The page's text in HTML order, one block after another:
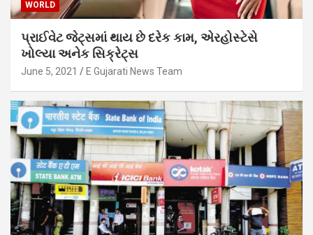
WORLD
પ્રાઈવેટ જેટ્સમાં થાય છે દરેક કામ, એરહોસ્ટેસે
ખોલ્યા અનેક સિક્રેટ્સ
June 5, 2021 E Gujarati News Team